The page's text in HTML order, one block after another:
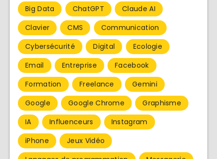
Big Data
ChatGPT
Claude AI
Clavier
CMS
Communication
Cybersécurité
Digital
Ecologie
Email
Entreprise
Facebook
Formation
Freelance
Gemini
Google
Google Chrome
Graphisme
IA
Influenceurs
Instagram
iPhone
Jeux Vidéo